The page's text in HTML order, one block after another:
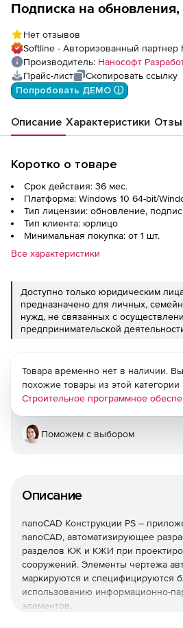
Подписка на
КЖ), update subscription на
Нет отзывов
Softline - Авторизованный партнер
Производитель: Нанософт
Прайс-лист
Скопировать ссылку
Попробовать ДЕМО ⓘ
Описание Характеристики
Коротко о товаре
Срок действия: 36 мес.
Платформа: Windows 10 64-bit/
Тип лицензии: обновление,
Тип клиента: юрлицо
Минимальная покупка: от 1 шт.
Все характеристики
Доступно только юридическим
предназначено для личных,
нужд, не связанных с
предпринимательской
Описание
nanoCAD Конструкции PS –
nanoCAD, автоматизирующее
разделов КЖ и КЖИ при
сооружений. Элементы чертежа
маркируются и специфицируются
использованию информационно-
элементов.
Товара временно нет в наличии.
похожие товары из этой категории
Строительное программное
Поможем с выбором